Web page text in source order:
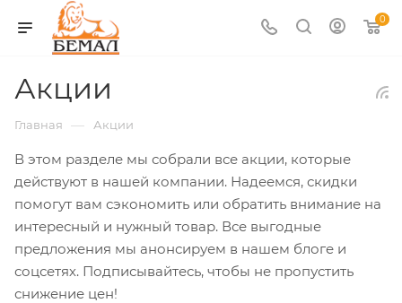
0
Акции
Главная — Акции
В этом разделе мы собрали все акции, которые
действуют в нашей компании. Надеемся, скидки
помогут вам сэкономить или обратить внимание на
интересный и нужный товар. Все выгодные
предложения мы анонсируем в нашем блоге и
соцсетях. Подписывайтесь, чтобы не пропустить
снижение цен!